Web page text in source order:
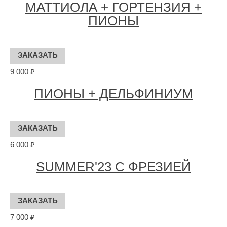
МАТТИОЛА + ГОРТЕНЗИЯ +
ПИОНЫ
9 000 ₽
ПИОНЫ + ДЕЛЬФИНИУМ
6 000 ₽
SUMMER'23 С ФРЕЗИЕЙ
7 000 ₽